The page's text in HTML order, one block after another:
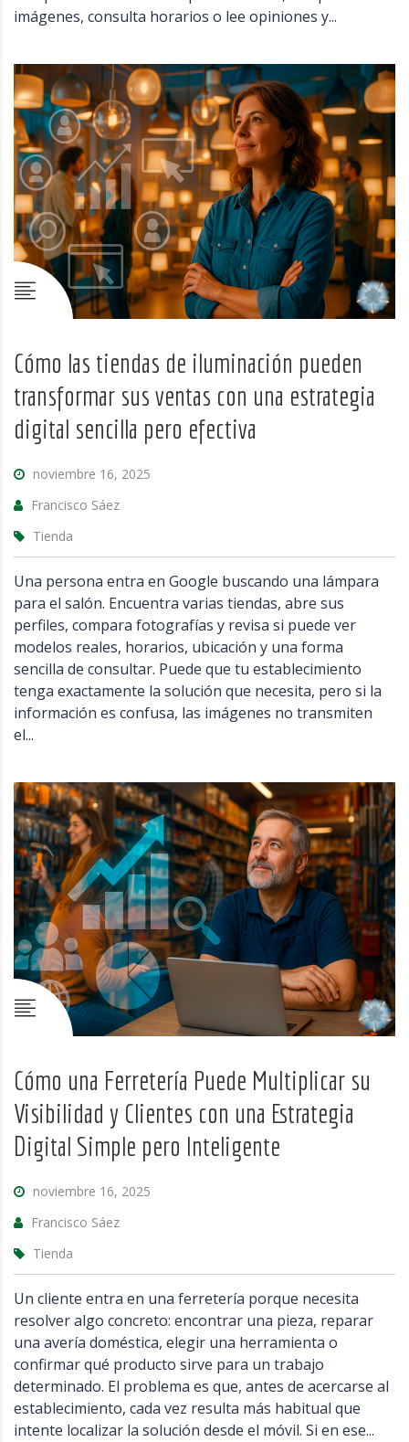
imágenes, consulta horarios o lee opiniones y...
Cómo las tiendas de iluminación pueden
transformar sus ventas con una estrategia
digital sencilla pero efectiva
noviembre 16, 2025
Francisco Sáez
Tienda
Una persona entra en Google buscando una lámpara
para el salón. Encuentra varias tiendas, abre sus
perfiles, compara fotografías y revisa si puede ver
modelos reales, horarios, ubicación y una forma
sencilla de consultar. Puede que tu establecimiento
tenga exactamente la solución que necesita, pero si la
información es confusa, las imágenes no transmiten
el...
Cómo una Ferretería Puede Multiplicar su
Visibilidad y Clientes con una Estrategia
Digital Simple pero Inteligente
noviembre 16, 2025
Francisco Sáez
Tienda
Un cliente entra en una ferretería porque necesita
resolver algo concreto: encontrar una pieza, reparar
una avería doméstica, elegir una herramienta o
confirmar qué producto sirve para un trabajo
determinado. El problema es que, antes de acercarse al
establecimiento, cada vez resulta más habitual que
intente localizar la solución desde el móvil. Si en ese...